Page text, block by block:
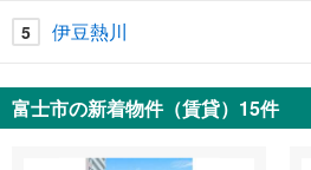
5 伊豆熱川
富士市の新着物件（賃貸）15件